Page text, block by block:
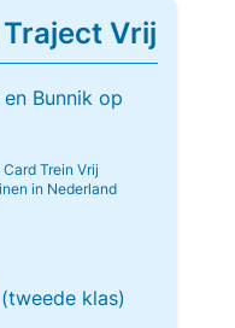
Vrij
Bunnik op
Trein Vrij
in Nederland
(tweede klas)